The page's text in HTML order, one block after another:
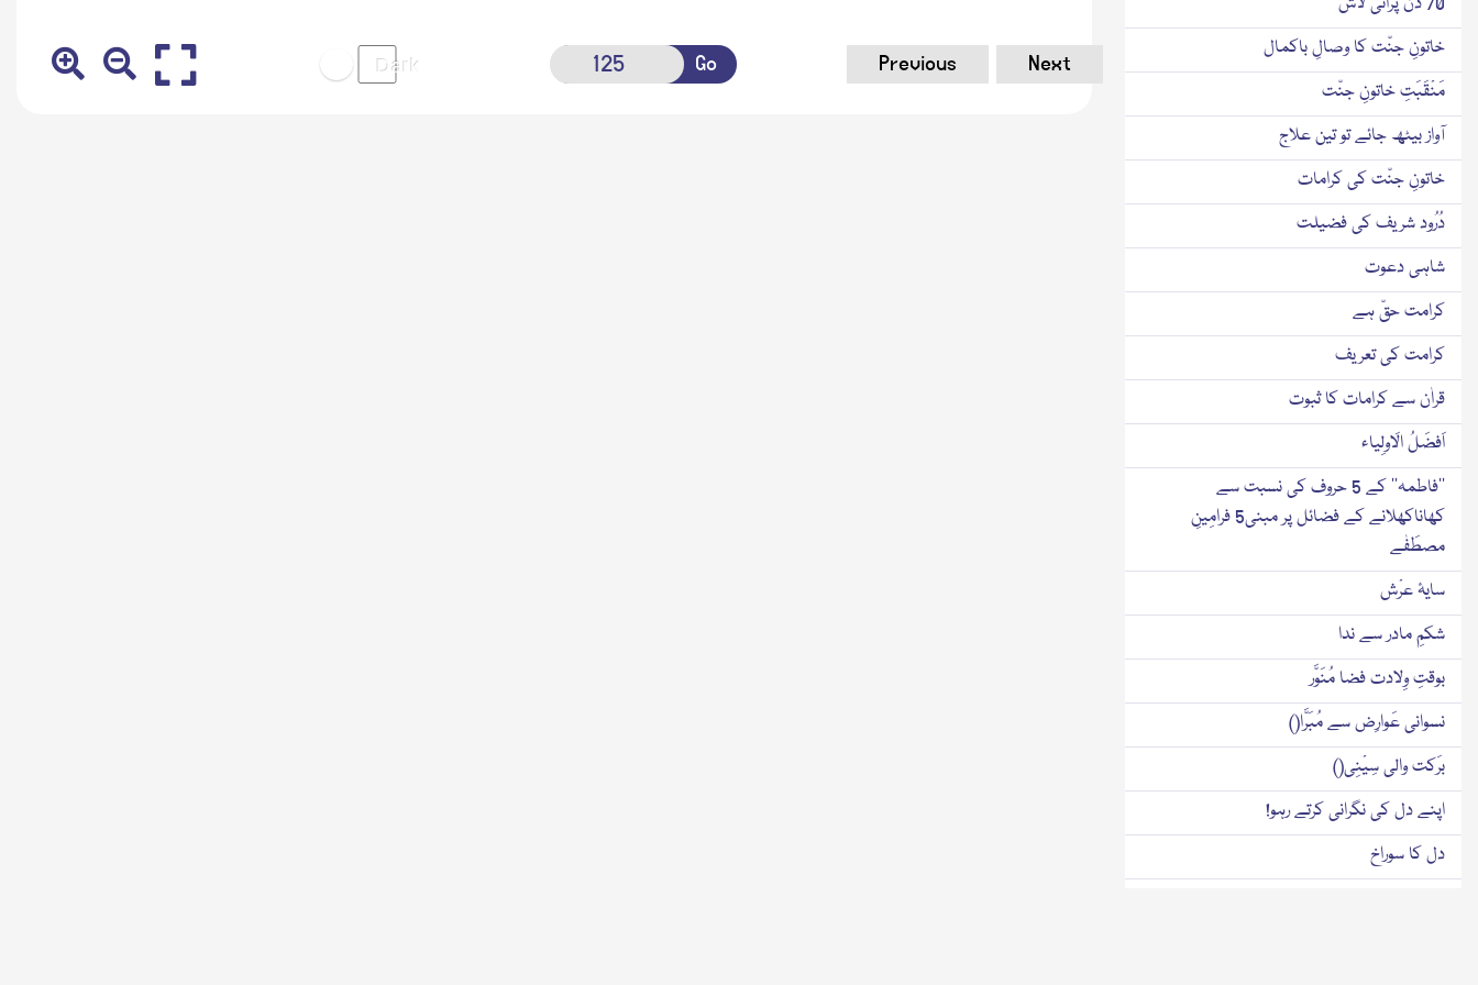
Go Previous Next
خاتونِ جنّت کا وصالِ باکمال
مَنْقَبَتِ خاتونِ جنّت
آواز بیٹھ جائے تو تین علاج
خاتونِ جنّت کی کرامات
دُرُود شریف کی فضیلت
شاہی دعوت
کرامت حقّ ہے
کرامت کی تعریف
قراٰن سے کرامات کا ثبوت
اَفضَلُ الَاولِیاء
’’فاطمہ‘‘ کے 5 حروف کی نسبت سے
کھاناکھلانے کے فضائل پر مبنی5 فرامِینِ
مصطَفٰے
سایۂ عرْش
شکمِ مادر سے ندا
بوقتِ وِلادت فضا مُنَوَّر
نسوانی عَوارِض سے مُبَرَّا()
برَکت والی سِیْنِی()
اپنے دل کی نگرانی کرتے رہو!
دل کا سوراخ